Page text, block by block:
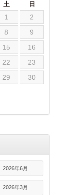
土 日
1
2
8
9
15
16
22
23
29
30
2026年6月
2026年3月